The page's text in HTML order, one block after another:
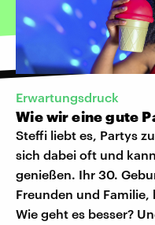
Erwartungsdruck
Wie wir eine gute
Steffi liebt es, Partys
sich dabei oft und
genießen. Ihr 30.
Freunden und Familie,
Wie geht es besser?